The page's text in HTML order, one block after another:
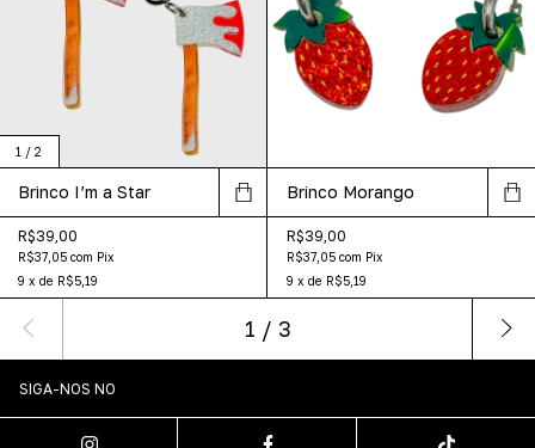
1 / 2
Brinco I’m a Star
R$39,00
R$37,05 com Pix
9 x de R$5,19
Brinco Morango
R$39,00
R$37,05 com Pix
9 x de R$5,19
1 / 3
SIGA-NOS NO